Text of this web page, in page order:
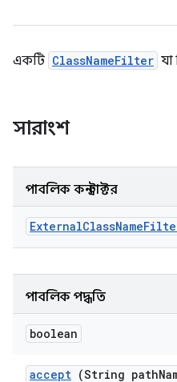
একটি ClassNameFilter যা
সারাংশ
পাবলিক কনস্ট্রাক্টর
ExternalClassName
পাবলিক পদ্ধতি
boolean
accept (String path